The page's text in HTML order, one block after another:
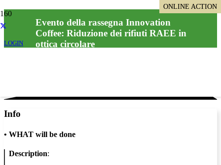
LOGIN
Evento della rassegna Innovation
Coffee: Riduzione dei rifiuti RAEE in
ottica circolare
Info
• WHAT will be done
Description:
ONLINE ACTION
ONLINE ACTION
ONLINE ACTION
ONLINE ACTION